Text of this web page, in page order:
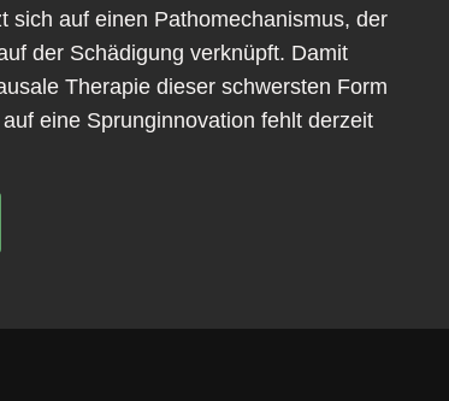
sich auf einen Pathomechanismus, der
der Schädigung verknüpft. Damit
Therapie dieser schwersten Form
eine Sprunginnovation fehlt derzeit